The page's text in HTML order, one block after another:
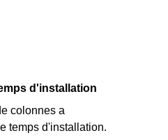
d'installation
colonnes a
temps d'installation.